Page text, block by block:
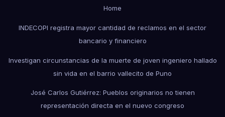
Home
INDECOPI registra mayor cantidad de reclamos en el sector
bancario y financiero
Investigan circunstancias de la muerte de joven ingeniero hallado
sin vida en el barrio vallecito de Puno
José Carlos Gutiérrez: Pueblos originarios no tienen
representación directa en el nuevo congreso